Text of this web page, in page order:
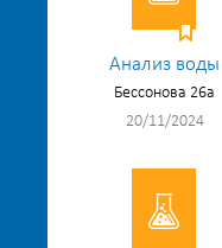
Анализ воды
Бессонова 26а
20/11/2024